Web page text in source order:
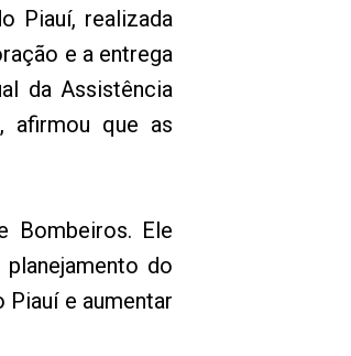
Piauí, realizada
e a entrega
da Assistência
afirmou que as
Bombeiros. Ele
do
e aumentar